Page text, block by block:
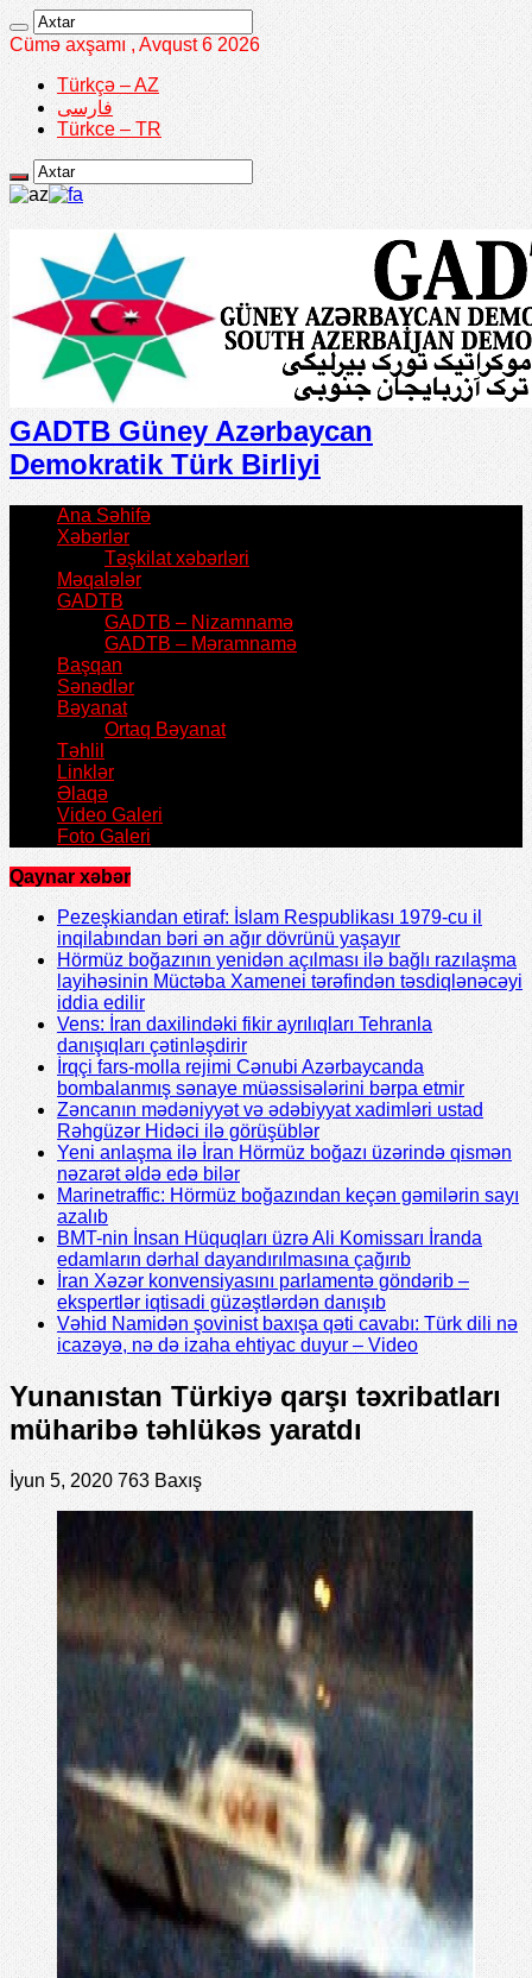
Cümə axşamı , Avqust 6 2026
Türkçə – AZ
فارسی
Türkce – TR
GADTB Güney Azərbaycan
Demokratik Türk Birliyi
Ana Səhifə
Xəbərlər
Təşkilat xəbərləri
Məqalələr
GADTB
GADTB – Nizamnamə
GADTB – Məramnamə
Başqan
Sənədlər
Bəyanat
Ortaq Bəyanat
Təhlil
Linklər
Əlaqə
Video Galeri
Foto Galeri
Qaynar xəbər
Pezeşkiandan etiraf: İslam Respublikası 1979-cu il
inqilabından bəri ən ağır dövrünü yaşayır
Hörmüz boğazının yenidən açılması ilə bağlı razılaşma
layihəsinin Müctəba Xamenei tərəfindən təsdiqlənəcəyi
iddia edilir
Vens: İran daxilindəki fikir ayrılıqları Tehranla
danışıqları çətinləşdirir
İrqçi fars-molla rejimi Cənubi Azərbaycanda
bombalanmış sənaye müəssisələrini bərpa etmir
Zəncanın mədəniyyət və ədəbiyyat xadimləri ustad
Rəhgüzər Hidəci ilə görüşüblər
Yeni anlaşma ilə İran Hörmüz boğazı üzərində qismən
nəzarət əldə edə bilər
Marinetraffic: Hörmüz boğazından keçən gəmilərin sayı
azalıb
BMT-nin İnsan Hüquqları üzrə Ali Komissarı İranda
edamların dərhal dayandırılmasına çağırıb
İran Xəzər konvensiyasını parlamentə göndərib –
ekspertlər iqtisadi güzəştlərdən danışıb
Vəhid Namidən şovinist baxışa qəti cavabı: Türk dili nə
icazəyə, nə də izaha ehtiyac duyur – Video
Yunanıstan Türkiyə qarşı təxribatları
müharibə təhlükəs yaratdı
İyun 5, 2020 763 Baxış